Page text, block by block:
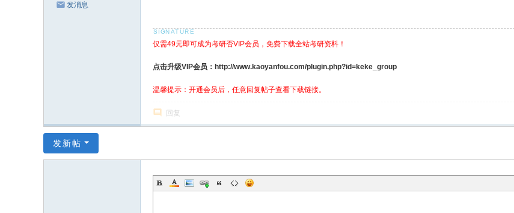
发消息
仅需49元即可成为考研否VIP会员，免费下载全站考研资料！
点击升级VIP会员：http://www.kaoyanfou.com/plugin.php?id=keke_group
温馨提示：开通会员后，任意回复帖子查看下载链接。
回复
发新帖